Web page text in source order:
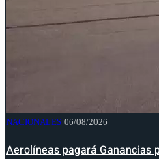
NACIONALES 06/08/2026
Aerolíneas pagará Ganancias